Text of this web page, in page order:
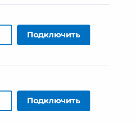
Подключить
Подключить